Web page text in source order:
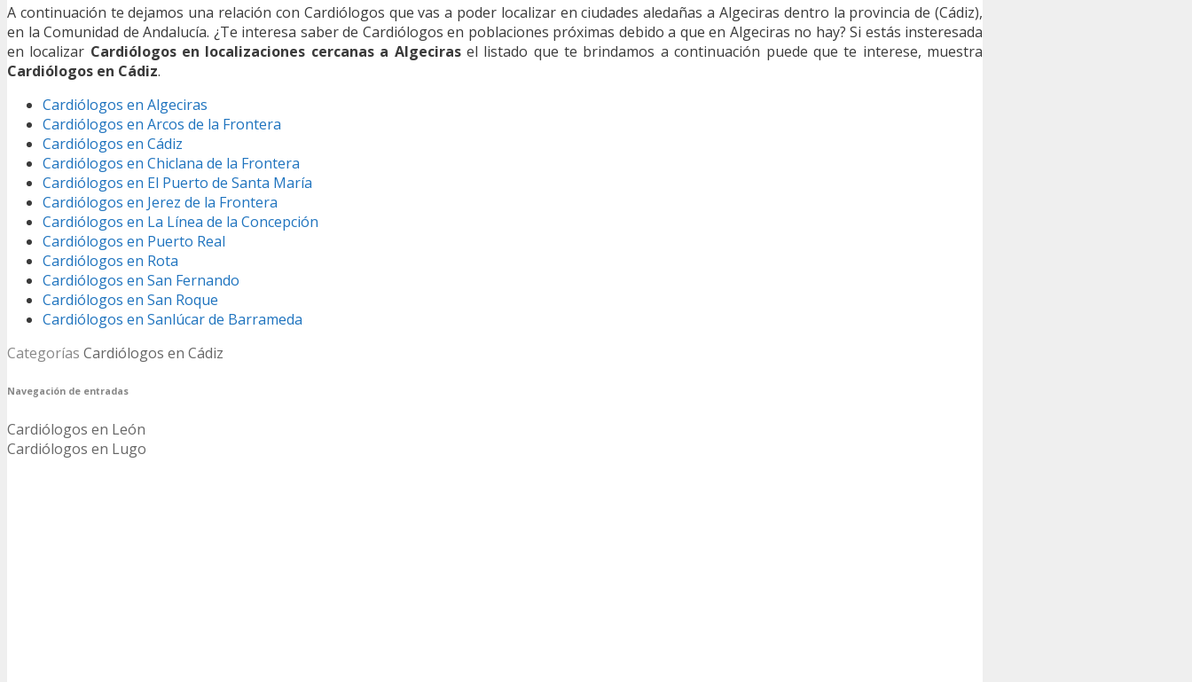
A continuación te dejamos una relación con Cardiólogos que vas a poder localizar en ciudades aledañas a Algeciras dentro la provincia de (Cádiz),
en la Comunidad de Andalucía. ¿Te interesa saber de Cardiólogos en poblaciones próximas debido a que en Algeciras no hay? Si estás insteresada
en localizar Cardiólogos en localizaciones cercanas a Algecirasel listado que te brindamos a continuación puede que te interese, muestra
Cardiólogos en Cádiz.
Cardiólogos en Algeciras
Cardiólogos en Arcos de la Frontera
Cardiólogos en Cádiz
Cardiólogos en Chiclana de la Frontera
Cardiólogos en El Puerto de Santa María
Cardiólogos en Jerez de la Frontera
Cardiólogos en La Línea de la Concepción
Cardiólogos en Puerto Real
Cardiólogos en Rota
Cardiólogos en San Fernando
Cardiólogos en San Roque
Cardiólogos en Sanlúcar de Barrameda
Categorías Cardiólogos en Cádiz
Navegación de entradas
Cardiólogos en León
Cardiólogos en Lugo